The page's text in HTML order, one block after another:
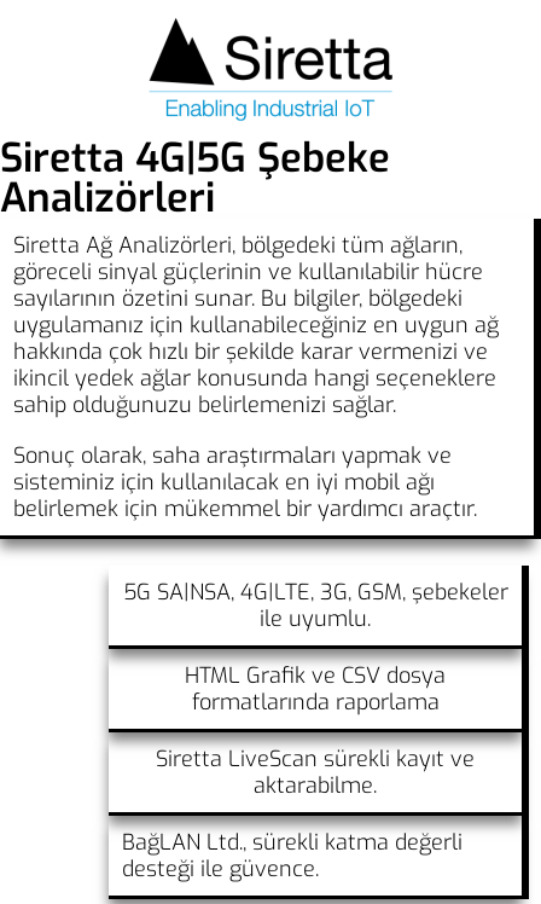
Siretta 4G|5G Şebeke
Analizörleri
Siretta Ağ Analizörleri, bölgedeki tüm ağların,
göreceli sinyal güçlerinin ve kullanılabilir hücre
sayılarının özetini sunar. Bu bilgiler, bölgedeki
uygulamanız için kullanabileceğiniz en uygun ağ
hakkında çok hızlı bir şekilde karar vermenizi ve
ikincil yedek ağlar konusunda hangi seçeneklere
sahip olduğunuzu belirlemenizi sağlar.
Sonuç olarak, saha araştırmaları yapmak ve
sisteminiz için kullanılacak en iyi mobil ağı
belirlemek için mükemmel bir yardımcı araçtır.
5G SA|NSA, 4G|LTE, 3G, GSM, şebekeler
ile uyumlu.
HTML Grafik ve CSV dosya
formatlarında raporlama
Siretta LiveScan sürekli kayıt ve
aktarabilme.
BağLAN Ltd., sürekli katma değerli
desteği ile güvence.